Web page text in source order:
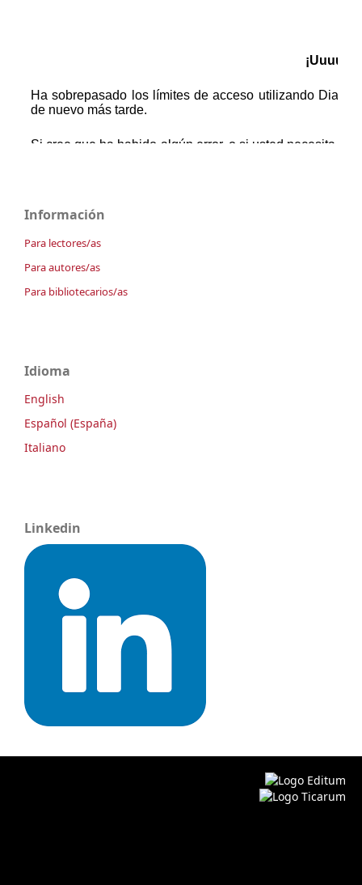
Información
Para lectores/as
Para autores/as
Para bibliotecarios/as
Idioma
English
Español (España)
Italiano
Linkedin